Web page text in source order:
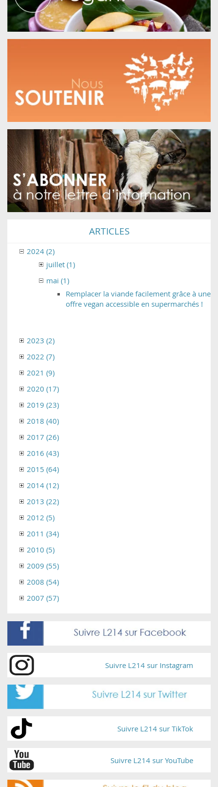
ARTICLES
2024 (2)
juillet (1)
mai (1)
Remplacer la viande facilement grâce à une
offre vegan accessible en supermarchés !
2023 (2)
2022 (7)
2021 (9)
2020 (17)
2019 (23)
2018 (40)
2017 (26)
2016 (43)
2015 (64)
2014 (12)
2013 (22)
2012 (5)
2011 (34)
2010 (5)
2009 (55)
2008 (54)
2007 (57)
Suivre L214 sur Instagram
Suivre L214 sur TikTok
Suivre L214 sur YouTube